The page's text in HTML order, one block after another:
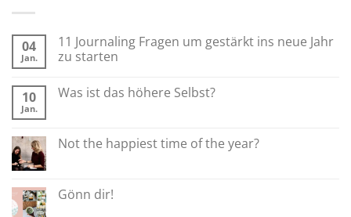
04
Jan.
11 Journaling Fragen um gestärkt ins neue Jahr
zu starten
10
Jan.
Was ist das höhere Selbst?
Not the happiest time of the year?
Gönn dir!